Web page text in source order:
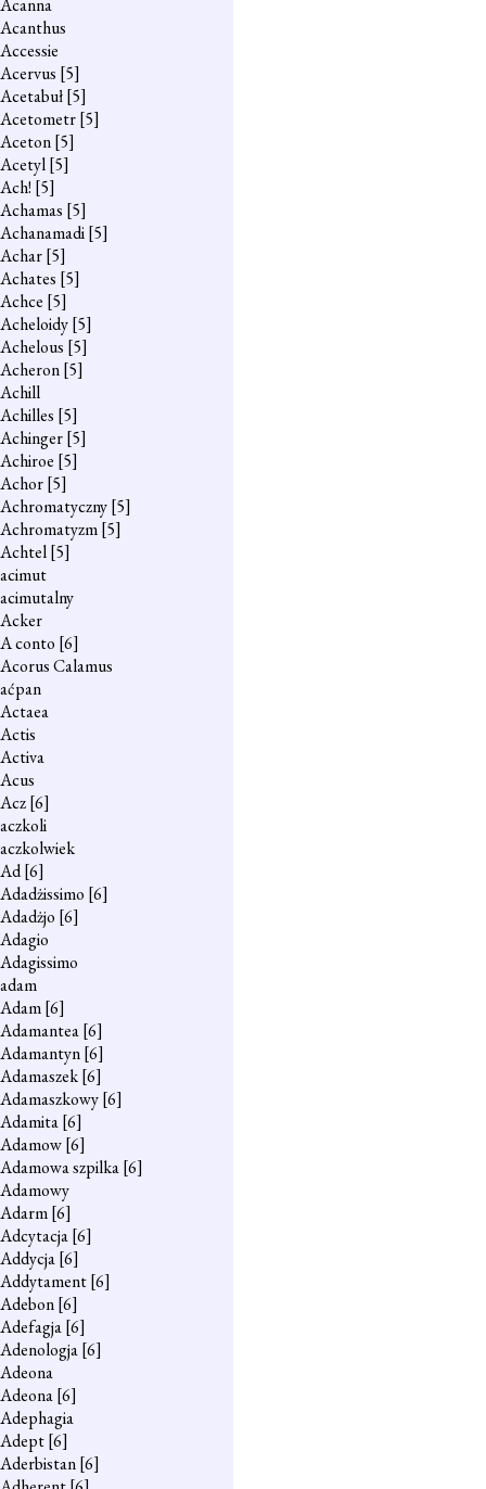
Acanna
Acanthus
Accessie
Acervus [5]
Acetabuł[5]
Acetometr[5]
Aceton[5]
Acetyl[5]
Ach! [5]
Achamas [5]
Achanamadi[5]
Achar[5]
Achates [5]
Achce [5]
Acheloidy[5]
Achelous [5]
Acheron[5]
Achill
Achilles [5]
Achinger[5]
Achiroe [5]
Achor[5]
Achromatyczny[5]
Achromatyzm[5]
Achtel[5]
acimut
acimutalny
Acker
A conto [6]
Acorus Calamus
aćpan
Actaea
Actis
Activa
Acus
Acz[6]
aczkoli
aczkolwiek
Ad[6]
Adadżissimo [6]
Adadżjo [6]
Adagio
Adagissimo
adam
Adam[6]
Adamantea[6]
Adamantyn[6]
Adamaszek[6]
Adamaszkowy[6]
Adamita[6]
Adamow[6]
Adamowa szpilka[6]
Adamowy
Adarm[6]
Adcytacja[6]
Addycja[6]
Addytament[6]
Adebon[6]
Adefagja[6]
Adenologja[6]
Adeona
Adeona[6]
Adephagia
Adept[6]
Aderbistan[6]